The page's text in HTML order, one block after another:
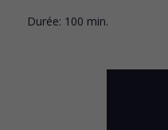
Durée: 100 min.